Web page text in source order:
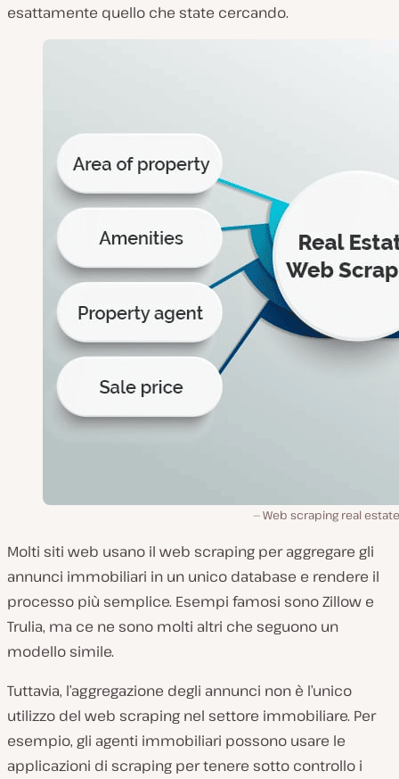
esattamente quello che state cercando.
Web scraping real
Molti siti web usano il web scraping per aggregare gli
annunci immobiliari in un unico database e rendere il
processo più semplice. Esempi famosi sono Zillow e
Trulia, ma ce ne sono molti altri che seguono un
modello simile.
Tuttavia, l’aggregazione degli annunci non è l’unico
utilizzo del web scraping nel settore immobiliare. Per
esempio, gli agenti immobiliari possono usare le
applicazioni di scraping per tenere sotto controllo i